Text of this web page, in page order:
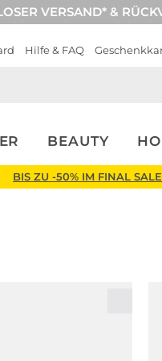
VERSAND* &
Hilfe & FAQ
BEAUTY
BIS ZU -50% IM FINAL SALE